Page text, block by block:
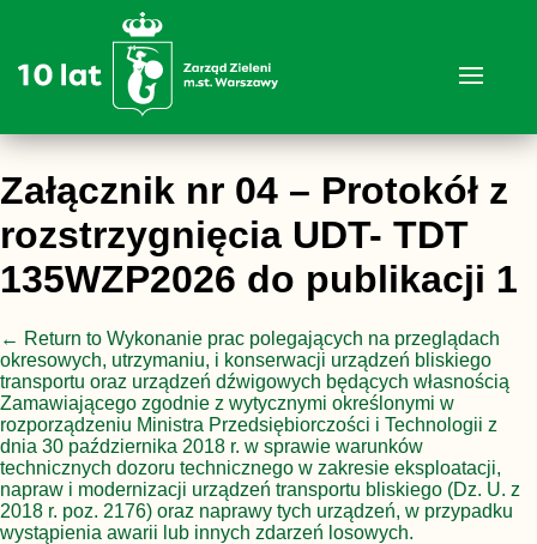
Załącznik nr 04 – Protokół z
rozstrzygnięcia UDT- TDT
135WZP2026 do publikacji 1
← Return to Wykonanie prac polegających na przeglądach
okresowych, utrzymaniu, i konserwacji urządzeń bliskiego
transportu oraz urządzeń dźwigowych będących własnością
Zamawiającego zgodnie z wytycznymi określonymi w
rozporządzeniu Ministra Przedsiębiorczości i Technologii z
dnia 30 października 2018 r. w sprawie warunków
technicznych dozoru technicznego w zakresie eksploatacji,
napraw i modernizacji urządzeń transportu bliskiego (Dz. U. z
2018 r. poz. 2176) oraz naprawy tych urządzeń, w przypadku
wystąpienia awarii lub innych zdarzeń losowych.